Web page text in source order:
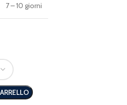
7 – 10 giorni